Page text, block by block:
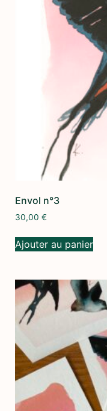
Envol n°3
30,00 €
Ajouter au panier